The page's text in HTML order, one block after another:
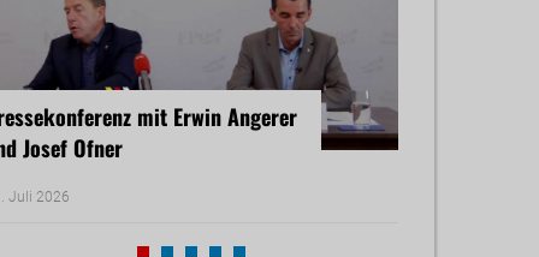
mit Erwin Angerer
Josef Ofner
Juli 2026
Michael Reiner